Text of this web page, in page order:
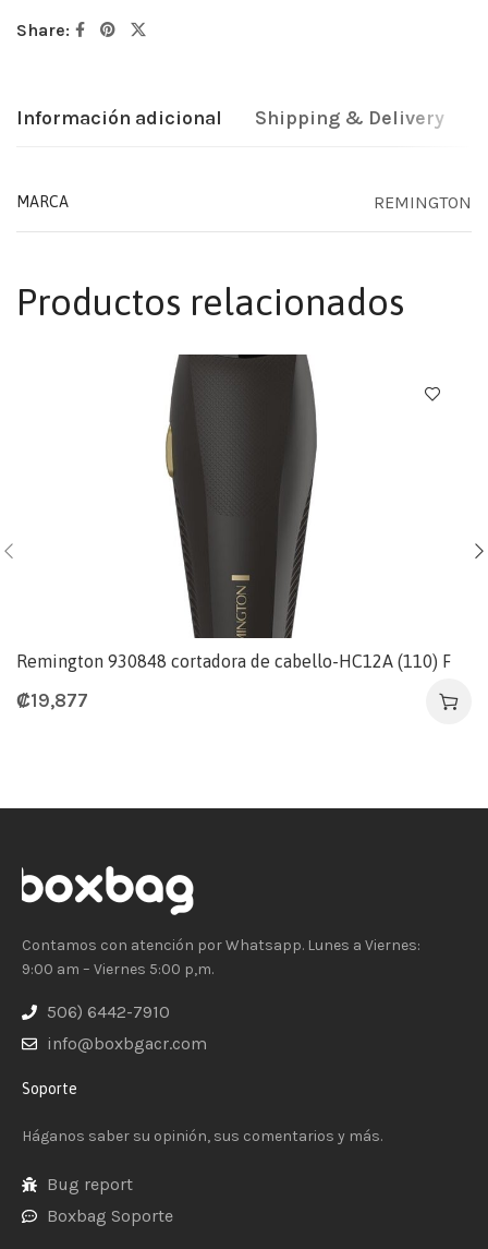
Share:
Información adicional Shipping & Delivery
MARCA REMINGTON
Productos relacionados
Remington 930848 cortadora de cabello-HC12A (110) F
₡19,877
Contamos con atención por Whatsapp. Lunes a Viernes:
9:00 am – Viernes 5:00 p,m.
506) 6442-7910
info@boxbgacr.com
Soporte
Háganos saber su opinión, sus comentarios y más.
Bug report
Boxbag Soporte